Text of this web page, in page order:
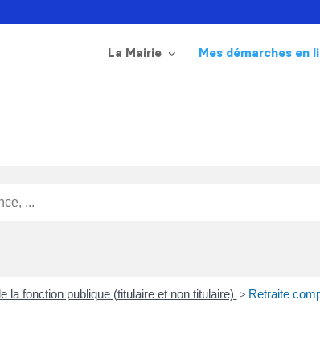
La Mairie Mes démarches en
la fonction publique (titulaire et non titulaire) > Retraite